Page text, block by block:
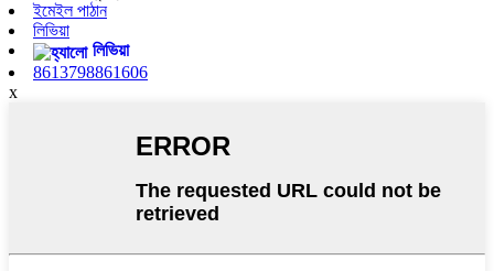
ইমেইল পাঠান
লিভিয়া
লিভিয়া
8613798861606
x